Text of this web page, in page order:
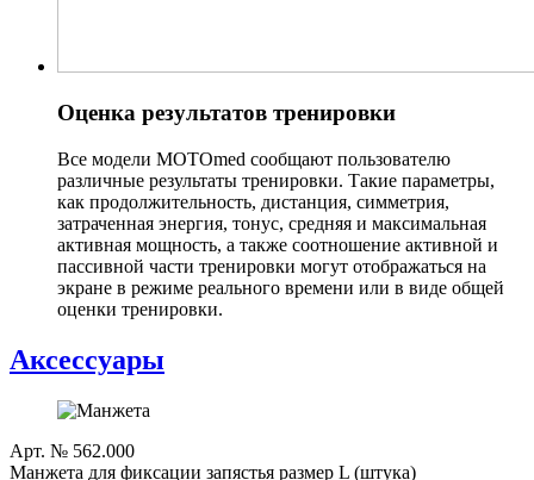
Оценка результатов тренировки
Все модели MOTOmed сообщают пользователю
различные результаты тренировки. Такие параметры,
как продолжительность, дистанция, симметрия,
затраченная энергия, тонус, средняя и максимальная
активная мощность, а также соотношение активной и
пассивной части тренировки могут отображаться на
экране в режиме реального времени или в виде общей
оценки тренировки.
Аксессуары
Арт. № 562.000
Манжета для фиксации запястья размер L (штука)